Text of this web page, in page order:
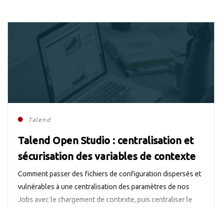
Talend
Talend Open Studio : centralisation et
sécurisation des variables de contexte
Comment passer des fichiers de configuration dispersés et
vulnérables à une centralisation des paramètres de nos
Jobs avec le chargement de contexte, puis centraliser le